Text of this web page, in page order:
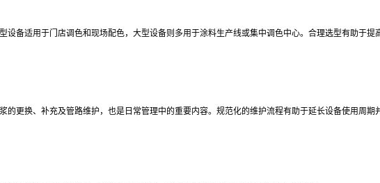
备适用于门店调色和现场配色，大型设备则多用于涂料生产线或集中调色中心。合理选型有助于提
更换、补充及管路维护，也是日常管理中的重要内容。规范化的维护流程有助于延长设备使用周期